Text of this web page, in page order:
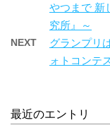
やつまで 新
究所』～
NEXT
グランプリ
ォトコンテ
最近のエントリ